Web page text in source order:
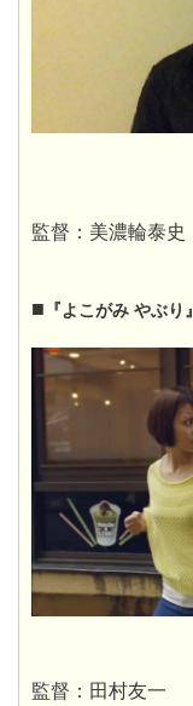
監督：美濃輪泰史
■ 『よこがみ やぶり』
監督：田村友一